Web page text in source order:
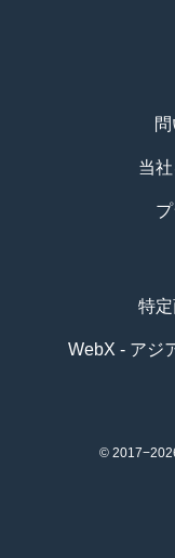
当
特
WebX - アジ
©